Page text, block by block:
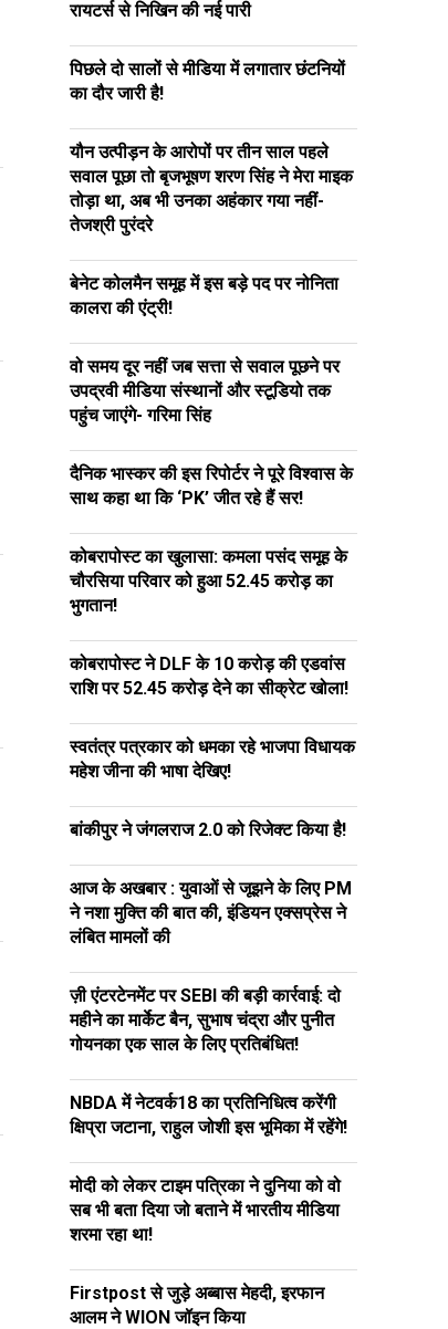
रायटर्स से निखिन की नई पारी
पिछले दो सालों से मीडिया में लगातार छंटनियों
का दौर जारी है!
यौन उत्पीड़न के आरोपों पर तीन साल पहले
सवाल पूछा तो बृजभूषण शरण सिंह ने मेरा माइक
तोड़ा था, अब भी उनका अहंकार गया नहीं-
तेजश्री पुरंदरे
बेनेट कोलमैन समूह में इस बड़े पद पर नोनिता
कालरा की एंट्री!
वो समय दूर नहीं जब सत्ता से सवाल पूछने पर
उपद्रवी मीडिया संस्थानों और स्टूडियो तक
पहुंच जाएंगे- गरिमा सिंह
दैनिक भास्कर की इस रिपोर्टर ने पूरे विश्वास के
साथ कहा था कि ‘PK’ जीत रहे हैं सर!
कोबरापोस्ट का खुलासा: कमला पसंद समूह के
चौरसिया परिवार को हुआ ₹52.45 करोड़ का
भुगतान!
कोबरापोस्ट ने DLF के ₹10 करोड़ की एडवांस
राशि पर ₹52.45 करोड़ देने का सीक्रेट खोला!
स्वतंत्र पत्रकार को धमका रहे भाजपा विधायक
महेश जीना की भाषा देखिए!
बांकीपुर ने जंगलराज 2.0 को रिजेक्ट किया है!
आज के अखबार : युवाओं से जूझने के लिए PM
ने नशा मुक्ति की बात की, इंडियन एक्सप्रेस ने
लंबित मामलों की
ज़ी एंटरटेनमेंट पर SEBI की बड़ी कार्रवाई: दो
महीने का मार्केट बैन, सुभाष चंद्रा और पुनीत
गोयनका एक साल के लिए प्रतिबंधित!
NBDA में नेटवर्क18 का प्रतिनिधित्व करेंगी
क्षिप्रा जटाना, राहुल जोशी इस भूमिका में रहेंगे!
मोदी को लेकर टाइम पत्रिका ने दुनिया को वो
सब भी बता दिया जो बताने में भारतीय मीडिया
शरमा रहा था!
Firstpost से जुड़े अब्बास मेहदी, इरफान
आलम ने WION जॉइन किया